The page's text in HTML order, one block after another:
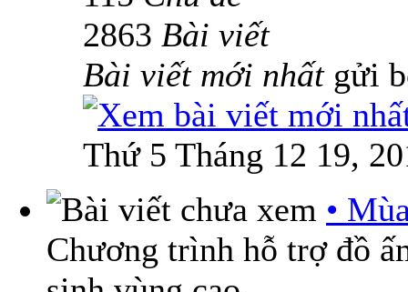
2863 Bài viết
Bài viết mới nhấtgửi
Thứ 5 Tháng 12 19,
•
Chương trình hỗ trợ đồ